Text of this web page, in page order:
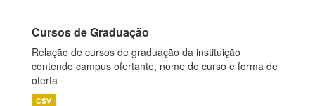
Cursos de Graduação
Relação de cursos de graduação da instituição
contendo campus ofertante, nome do curso e forma de
oferta
CSV